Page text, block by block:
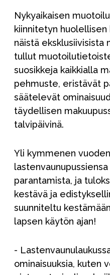
Nykyaikaisen
kiinnitetyn huolellisen
näistä eksklusiivisista
tullut
suosikkeja kaikkialla
pehmuste, eristävät
säätelevät
täydellisen
talvipäivinä.
Yli kymmenen
parantamista, ja
kestävä ja
suunniteltu
lapsen käytön ajan!
-
ominaisuuksia, kuten